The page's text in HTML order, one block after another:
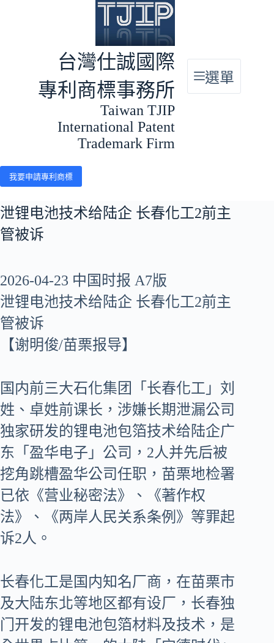
台灣仕誠國際
專利商標事務所
Taiwan TJIP
International Patent
Trademark Firm
選單
我要申請專利商標
泄锂电池技术给陆企 长春化工2前主
管被诉
2026-04-23 中国时报 A7版
泄锂电池技术给陆企 长春化工2前主
管被诉
【谢明俊/苗栗报导】
国内前三大石化集团「长春化工」刘
姓、卓姓前课长，涉嫌长期泄漏公司
独家研发的锂电池包箔技术给陆企广
东「盈华电子」公司，2人并先后被
挖角跳槽盈华公司任职，苗栗地检署
已依《营业秘密法》、《著作权
法》、《两岸人民关系条例》等罪起
诉2人。
长春化工是国内知名厂商，在苗栗市
及大陆东北等地区都有设厂，长春独
门开发的锂电池包箔材料及技术，是